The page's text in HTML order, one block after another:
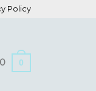
Policy
0